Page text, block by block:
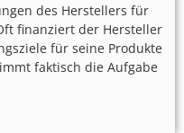
des Herstellers für
finanziert der Hersteller
für seine Produkte
faktisch die Aufgabe